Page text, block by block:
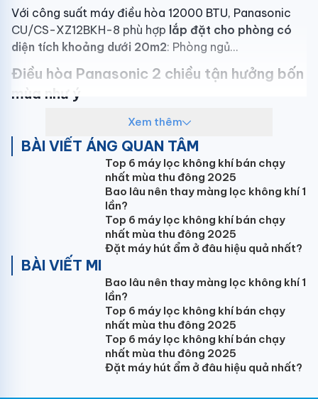
Với công suất máy điều hòa 12000 BTU, Panasonic
CU/CS-XZ12BKH-8 phù hợp lắp đặt cho phòng có
diện tích khoảng dưới 20m2: Phòng ngủ...
Điều hòa Panasonic 2 chiều tận hưởng bốn
mùa như ý
Làm lạnh nhanh iAUTO-X
Công nghệ làm lạnh nhanh iAUTO-X của điều hoà
Panasonic XZ12BKH-8 cho phép máy nén đạt được
tần số tối đa một cách nhanh chóng, mang đến luồng
mát lạnh sảng khoái ngay tức thì
Cánh đảo gió kép linh hoạt AEROWINGS
Máy điều hòa Panasonic XZ12BKH-8 có cánh đảo gió
phía dưới Big Flap rộng đến 79mm, hướng
, làm mát căn phòng một cách đồng đều
và rộng khắp. Cánh đảo gió képthổi gió 4 chiềulên/
xuống, trái/ phải làm lạnh dễ chịu và thoải mái.
Xem thêm
BÀI VIẾT ÁNG QUAN TÂM
Top 6 máy lọc không khí bán chạy
nhất mùa thu đông 2025
Bao lâu nên thay màng lọc không khí 1
lần?
Top 6 máy lọc không khí bán chạy
nhất mùa thu đông 2025
Đặt máy hút ẩm ở đâu hiệu quả nhất?
BÀI VIẾT MI
Bao lâu nên thay màng lọc không khí 1
lần?
Top 6 máy lọc không khí bán chạy
nhất mùa thu đông 2025
Top 6 máy lọc không khí bán chạy
nhất mùa thu đông 2025
Đặt máy hút ẩm ở đâu hiệu quả nhất?